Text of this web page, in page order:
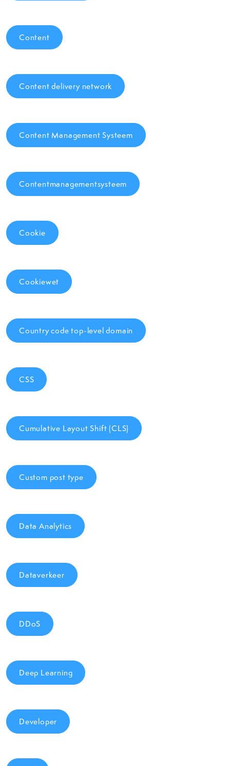
Content
Content delivery network
Content Management Systeem
Contentmanagementsysteem
Cookie
Cookiewet
Country code top-level domain
CSS
Cumulative Layout Shift (CLS)
Custom post type
Data Analytics
Dataverkeer
DDoS
Deep Learning
Developer